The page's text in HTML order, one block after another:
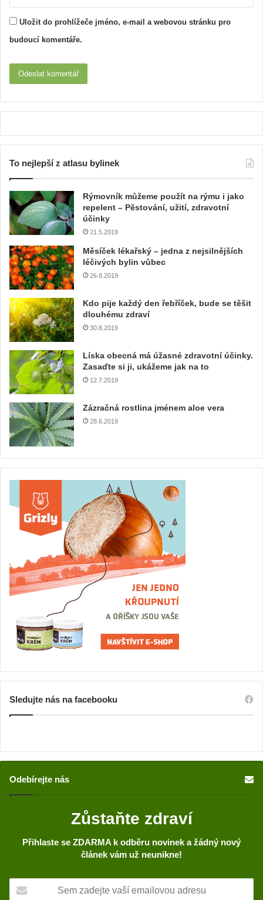
Uložit do prohlížeče jméno, e-mail a webovou stránku pro
budoucí komentáře.
To nejlepší z atlasu bylinek
Rýmovník můžeme použít na rýmu i jako
repelent – Pěstování, užití, zdravotní
účinky
21.5.2019
Měsíček lékařský – jedna z nejsilnějších
léčivých bylin vůbec
26.8.2019
Kdo pije každý den řebříček, bude se těšit
dlouhému zdraví
30.8.2019
Líska obecná má úžasné zdravotní účinky.
Zasaďte si ji, ukážeme jak na to
12.7.2019
Zázračná rostlina jménem aloe vera
28.6.2019
Sledujte nás na facebooku
Odebírejte nás
Zůstaňte zdraví
Přihlaste se ZDARMA k odběru novinek a žádný nový
článek vám už neunikne!